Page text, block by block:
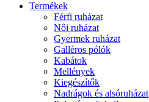
Termékek
Férfi ruházat
Női ruházat
Gyermek ruházat
Galléros pólók
Kabátok
Mellények
Kiegészítők
Nadrágok és alsóruházat